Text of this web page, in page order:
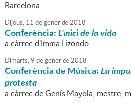
Barcelona
Dijous, 11 degenerde2018
Conferència:L'inici de la vida
a càrrec d'Imma Lizondo
Dimarts,9 degenerde2018
Conferència de Música:La
protesta
a càrrec de Genís Mayola, mestre,